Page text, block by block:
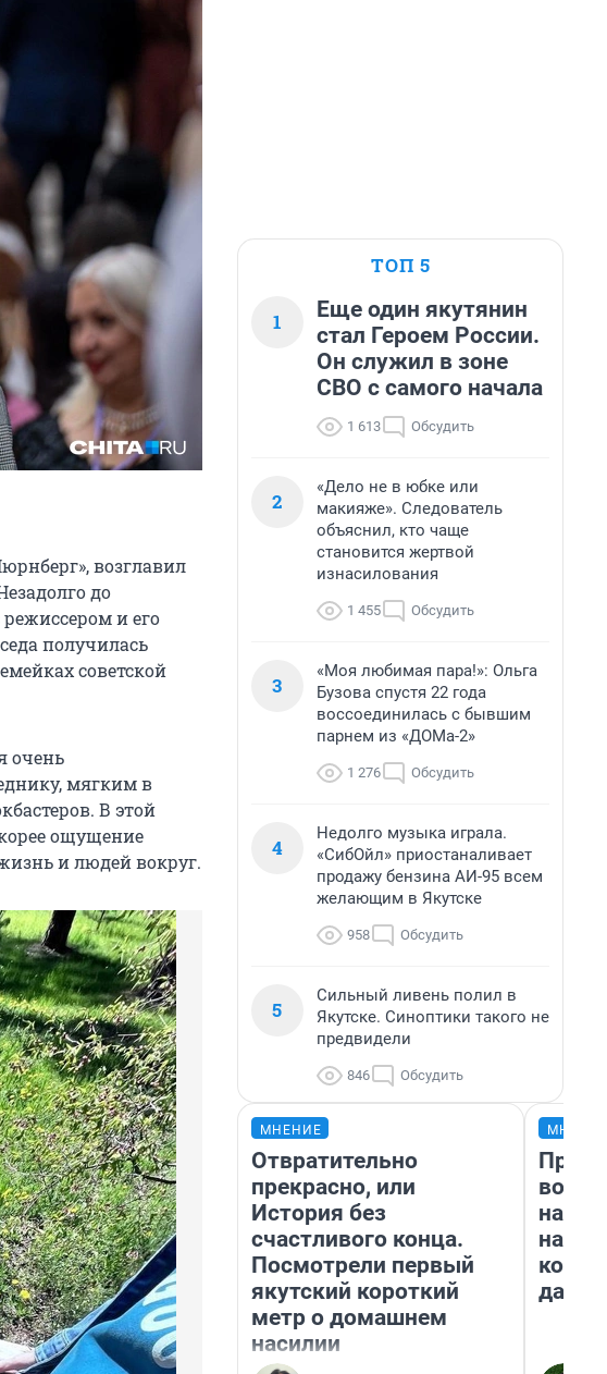
возглавил
до
и его
получилась
советской
очень
мягким в
В этой
ощущение
и людей вокруг.
ТОП 5
1
Еще один якутянин
стал Героем России.
Он служил в зоне
СВО с самого начала
1 613 Обсудить
2
«Дело не в юбке или
макияже». Следователь
объяснил, кто чаще
становится жертвой
изнасилования
1 455 Обсудить
3
«Моя любимая пара!»: Ольга
Бузова спустя 22 года
воссоединилась с бывшим
парнем из «ДОМа-2»
1 276 Обсудить
4
Недолго музыка играла.
«СибОйл» приостаналивает
продажу бензина АИ-95 всем
желающим в Якутске
958 Обсудить
5
Сильный ливень полил в
Якутске. Синоптики такого не
предвидели
846 Обсудить
МНЕНИЕ
Отвратительно
прекрасно, или
История без
счастливого конца.
Посмотрели первый
якутский короткий
метр о домашнем
насилии
нам
даже